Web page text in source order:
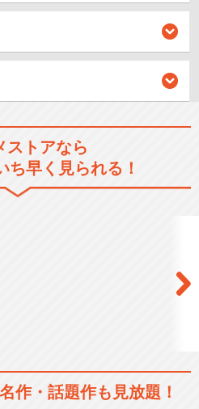
2つ目の“スキルの実”を食べてしまい
」死亡フラグを回避したライトは、
ることになる。それは何回でも“スキル
力だった！食べるたびに能力が無限追
ジーが、ついに待望のアニメ化！冒
、歴史に名を残す冒険が、いま始ま
閉じる
ストアなら
ち早く見られる！
名作・話題作も見放題！